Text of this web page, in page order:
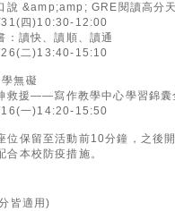
說 &amp;amp; GRE閱讀高分
31(四)10:30-12:00
：讀快、讀順、讀通
26(二)13:40-15:10
無礙
救援——寫作教學中心學習錦囊
16(一)14:20-15:50
位保留至活動前10分鐘，之後
合本校防疫措施。
皆適用)